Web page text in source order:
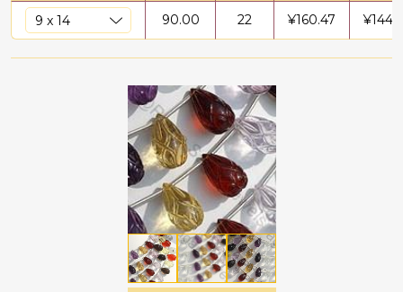
90.00 22 ¥160.47 ¥